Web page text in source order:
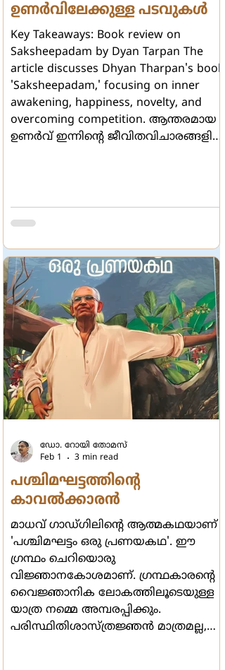
ഉണര്‍വിലേക്കുള്ള പടവുകള്‍
Key Takeaways: Book review on
Saksheepadam by Dyan Tarpan The
article discusses Dhyan Tharpan's book
'Saksheepadam,' focusing on inner
awakening, happiness, novelty, and
overcoming competition. ആന്തരമായ
ഉണര്‍വ് ഇന്നിന്‍റെ ജീവിതവിചാരങ്ങളില്‍
ആണ്ടുമുങ്ങിക്കിടക്കുന്നവര്‍
ആന്തരമായി മരണം വരിച്ചവരാണ്.
പരക്കംപാച്ചിലിനിടയില്‍ ഉള്ളറകള്‍
ശൂന്യമാകുന്നത് ആരും
തിരിച്ചറിയുന്നില്ല. ആന്തരമായ
ഉണര്‍വുള്ള ചിലര്‍
പശ്ചിമഘട്ടത്തിന്‍റെ
കാവല്‍ക്കാരന്‍
മാധവ് ഗാഡ്ഗിലിന്‍റെ ആത്മകഥയാണ്
'പശ്ചിമഘട്ടം ഒരു പ്രണയകഥ'. ഈ
ഗ്രന്ഥം ചെറിയൊരു
വിജ്ഞാനകോശമാണ്. ഗ്രന്ഥകാരന്‍റെ
വൈജ്ഞാനിക ലോകത്തിലൂടെയുള്ള
യാത്ര നമ്മെ അമ്പരപ്പിക്കും.
പരിസ്ഥിതിശാസ്ത്രജ്ഞന്‍ മാത്രമല്ല,
ഡോ. റോയി തോമസ്
Feb 1
3 min read